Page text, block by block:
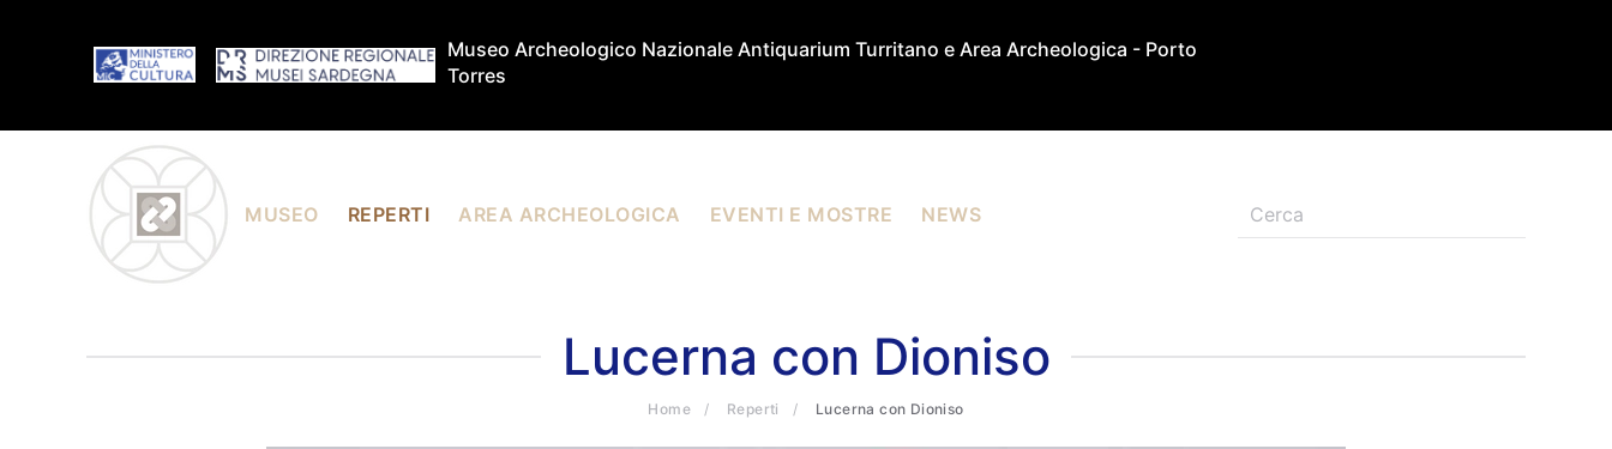
Skip to main content
Museo Archeologico Nazionale Antiquarium Turritano e Area Archeologica - Porto
Torres
MUSEO REPERTI AREA ARCHEOLOGICA EVENTI E MOSTRE
NEWS
Lucerna con Dioniso
Home Reperti Lucerna con Dioniso